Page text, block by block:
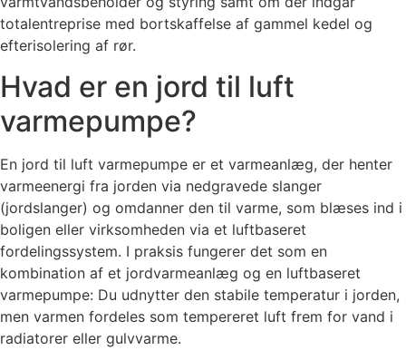
totalentreprise med bortskaffelse af gammel kedel og
efterisolering af rør.
Hvad er en jord til luft
varmepumpe?
En jord til luft varmepumpe er et varmeanlæg, der henter
varmeenergi fra jorden via nedgravede slanger
(jordslanger) og omdanner den til varme, som blæses ind i
boligen eller virksomheden via et luftbaseret
fordelingssystem. I praksis fungerer det som en
kombination af et jordvarmeanlæg og en luftbaseret
varmepumpe: Du udnytter den stabile temperatur i jorden,
men varmen fordeles som tempereret luft frem for vand i
radiatorer eller gulvvarme.